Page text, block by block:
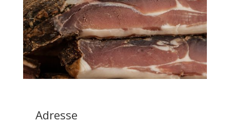
Adresse